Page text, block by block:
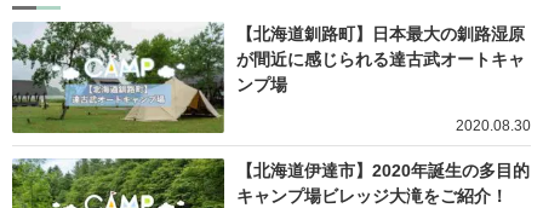
【北海道釧路町】日本最大の釧路湿原
が間近に感じられる達古武オートキャ
ンプ場
2020.08.30
【北海道伊達市】2020年誕生の多目的
キャンプ場ビレッジ大滝をご紹介！